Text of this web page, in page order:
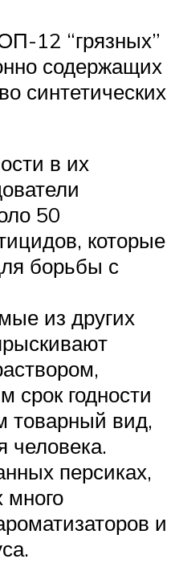
12 “грязных”
содержащих
синтетических
в их
50
которые
борьбы с
из других
годности
товарный вид,
человека.
персиках,
много
и